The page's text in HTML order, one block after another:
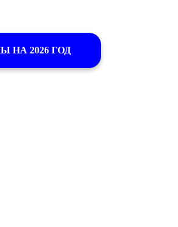
НА 2026 ГОД